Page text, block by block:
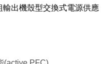
出機殼型交換式電源供應